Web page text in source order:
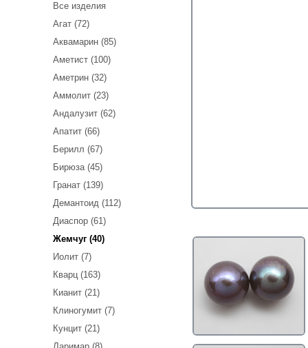
Все изделия
Агат (72)
Аквамарин (85)
Аметист (100)
Аметрин (32)
Аммолит (23)
Андалузит (62)
Апатит (66)
Берилл (67)
Бирюза (45)
Гранат (139)
Демантоид (112)
Диаспор (61)
Жемчуг (40)
Иолит (7)
Кварц (163)
Кианит (21)
Клиногумит (7)
Кунцит (21)